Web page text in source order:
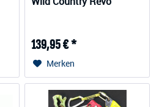
139,95 € *
Merken